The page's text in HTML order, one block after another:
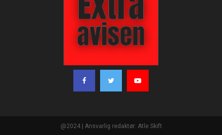
@2024 | Ansvarlig redaktør: Atle Skift